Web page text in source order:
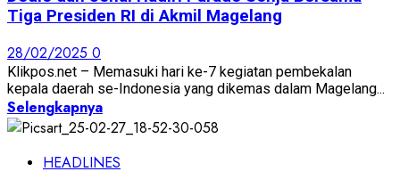
Tiga Presiden RI di Akmil Magelang
28/02/2025 0
Klikpos.net – Memasuki hari ke-7 kegiatan pembekalan
kepala daerah se-Indonesia yang dikemas dalam Magelang...
Selengkapnya
HEADLINES